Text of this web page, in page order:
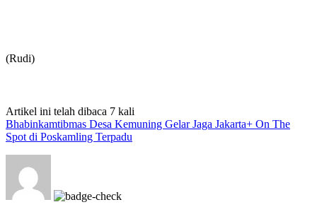
(Rudi)
Artikel ini telah dibaca 7 kali
Bhabinkamtibmas Desa Kemuning Gelar Jaga Jakarta+ On The
Spot di Poskamling Terpadu